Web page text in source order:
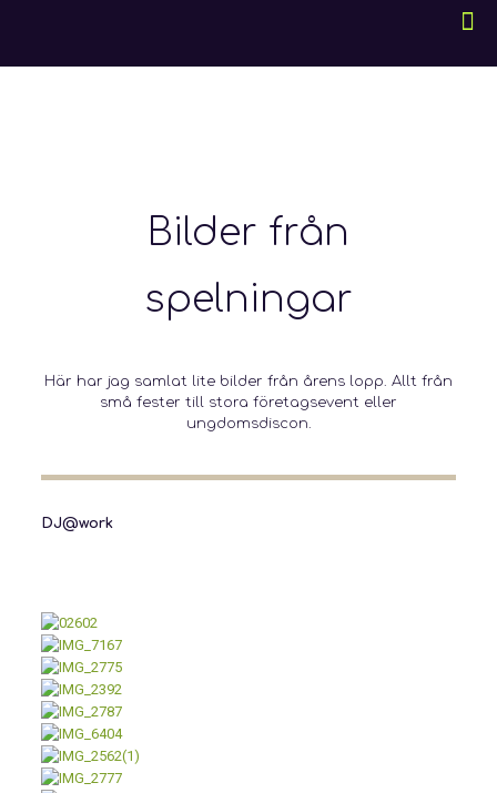
Bilder från
spelningar
Här har jag samlat lite bilder från årens lopp. Allt från
små fester till stora företagsevent eller
ungdomsdiscon.
DJ@work